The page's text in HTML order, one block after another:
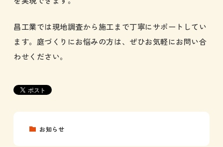
昌工業では現地調査から施工まで丁寧にサポートしてい
ます。庭づくりにお悩みの方は、ぜひお気軽にお問い合
わせください。
お知らせ